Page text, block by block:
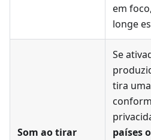
em
longe
Som ao tirar
Se
tira
países